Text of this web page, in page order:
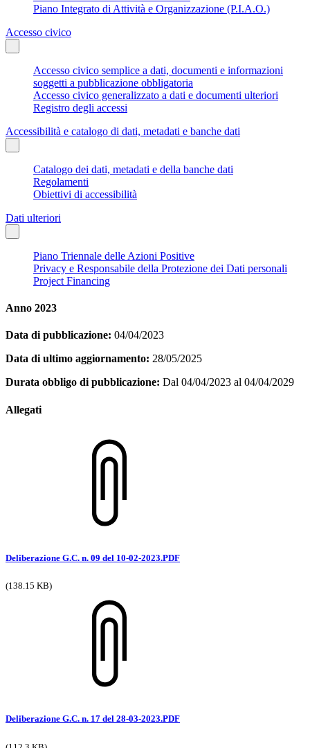
Piano Integrato di Attività e Organizzazione (P.I.A.O.)
Accesso civico
Accesso civico semplice a dati, documenti e informazioni
soggetti a pubblicazione obbligatoria
Accesso civico generalizzato a dati e documenti ulteriori
Registro degli accessi
Accessibilità e catalogo di dati, metadati e banche dati
Catalogo dei dati, metadati e della banche dati
Regolamenti
Obiettivi di accessibilità
Dati ulteriori
Piano Triennale delle Azioni Positive
Privacy e Responsabile della Protezione dei Dati personali
Project Financing
Anno 2023
Data di pubblicazione: 04/04/2023
Data di ultimo aggiornamento: 28/05/2025
Durata obbligo di pubblicazione: Dal 04/04/2023 al 04/04/2029
Allegati
Deliberazione G.C. n. 09 del 10-02-2023.PDF
(138.15 KB)
Deliberazione G.C. n. 17 del 28-03-2023.PDF